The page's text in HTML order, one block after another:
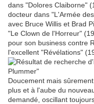
dans "Dolores Claiborne"
docteur dans "L'Armée
avec Bruce Willis et Brad
"Le Clown de l'Horreur"
pour son business contre
l'excellent "Révélations"
Doucement mais
plus et à l'aube du
demandé, oscillant